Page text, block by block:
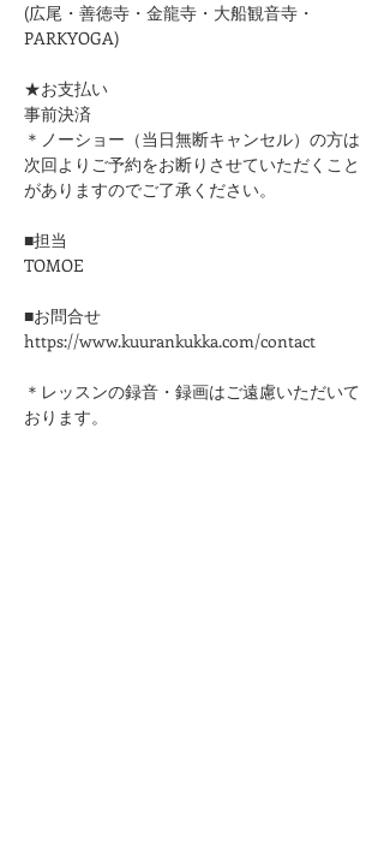
(広尾・善徳寺・金龍寺・大船観音寺・
PARKYOGA)
★お支払い
事前決済
＊ノーショー（当日無断キャンセル）の方は
次回よりご予約をお断りさせていただくこと
がありますのでご了承ください。
■担当
TOMOE
■お問合せ
https://www.kuurankukka.com/contact
＊レッスンの録音・録画はご遠慮いただいて
おります。